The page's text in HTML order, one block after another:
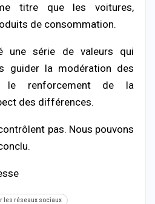
titre que les voitures,
de consommation.
une série de valeurs qui
guider la modération des
le renforcement de la
des différences.
pas. Nous pouvons
les réseaux sociaux